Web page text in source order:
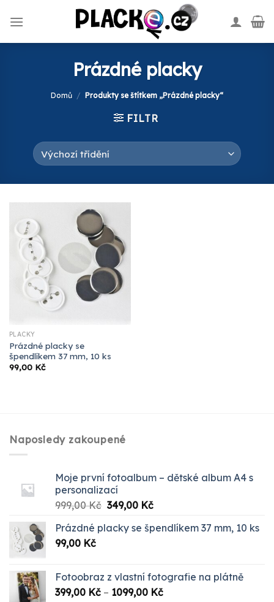
Prázdné placky
Domů / Produkty se štítkem „Prázdné placky“
FILTR
PLACKY
Prázdné placky se
špendlíkem 37 mm, 10 ks
99,00 Kč
Naposledy zakoupené
Moje první fotoalbum – dětské album A4 s
personalizací
999,00Kč Původní
byla:
349,00 KčAktuální
je:
Prázdné placky se špendlíkem 37 mm, 10 ks
99,00 Kč
Fotoobraz z vlastní fotografie na plátně
399,00 Kč – 1099,00 KčRozpětí